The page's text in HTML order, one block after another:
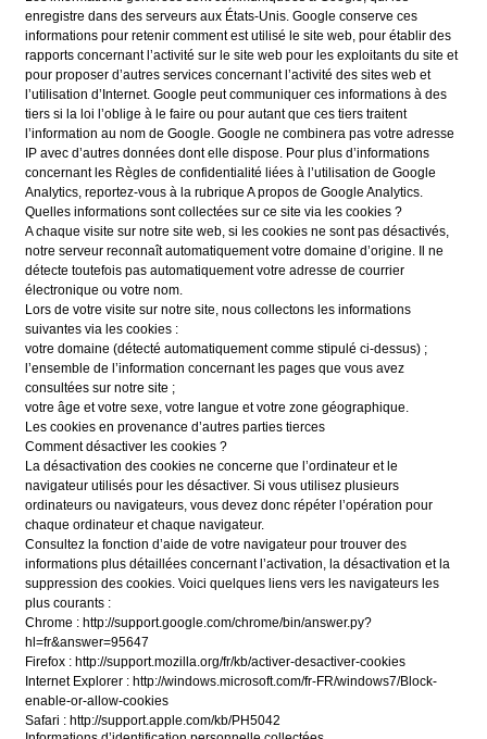
enregistre dans des serveurs aux États-Unis. Google conserve ces
informations pour retenir comment est utilisé le site web, pour établir des
rapports concernant l’activité sur le site web pour les exploitants du site et
pour proposer d’autres services concernant l’activité des sites web et
l’utilisation d’Internet. Google peut communiquer ces informations à des
tiers si la loi l’oblige à le faire ou pour autant que ces tiers traitent
l’information au nom de Google. Google ne combinera pas votre adresse
IP avec d’autres données dont elle dispose. Pour plus d’informations
concernant les Règles de confidentialité liées à l’utilisation de Google
Analytics, reportez-vous à la rubrique A propos de Google Analytics.
Quelles informations sont collectées sur ce site via les cookies ?
A chaque visite sur notre site web, si les cookies ne sont pas désactivés,
notre serveur reconnaît automatiquement votre domaine d’origine. Il ne
détecte toutefois pas automatiquement votre adresse de courrier
électronique ou votre nom.
Lors de votre visite sur notre site, nous collectons les informations
suivantes via les cookies :
votre domaine (détecté automatiquement comme stipulé ci-dessus) ;
l’ensemble de l’information concernant les pages que vous avez
consultées sur notre site ;
votre âge et votre sexe, votre langue et votre zone géographique.
Les cookies en provenance d’autres parties tierces
Comment désactiver les cookies ?
La désactivation des cookies ne concerne que l’ordinateur et le
navigateur utilisés pour les désactiver. Si vous utilisez plusieurs
ordinateurs ou navigateurs, vous devez donc répéter l’opération pour
chaque ordinateur et chaque navigateur.
Consultez la fonction d’aide de votre navigateur pour trouver des
informations plus détaillées concernant l’activation, la désactivation et la
suppression des cookies. Voici quelques liens vers les navigateurs les
plus courants :
Chrome : http://support.google.com/chrome/bin/answer.py?
hl=fr&answer=95647
Firefox : http://support.mozilla.org/fr/kb/activer-desactiver-cookies
Internet Explorer : http://windows.microsoft.com/fr-FR/windows7/Block-
enable-or-allow-cookies
Safari : http://support.apple.com/kb/PH5042